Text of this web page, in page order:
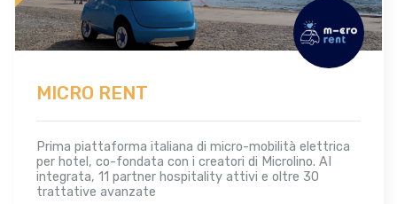
MICRO RENT
Prima piattaforma italiana di micro-mobilità elettrica
per hotel, co-fondata con i creatori di Microlino. AI
integrata, 11 partner hospitality attivi e oltre 30
trattative avanzate